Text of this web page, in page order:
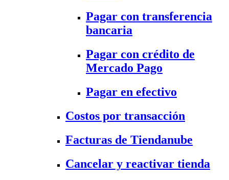
Pagar con transferencia
bancaria
Pagar con crédito de
Mercado Pago
Pagar en efectivo
Costos por transacción
Facturas de Tiendanube
Cancelar y reactivar tienda